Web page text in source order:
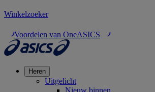
Winkelzoeker
Voordelen van OneASICS
Heren
Uitgelicht